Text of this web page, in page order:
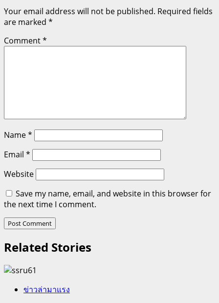
Your email address will not be published. Required fields
are marked *
Comment*
Name*
Email *
Website
Save my name, email, and website in this browser for
the next time I comment.
Related Stories
ข่าวล่ามาแรง